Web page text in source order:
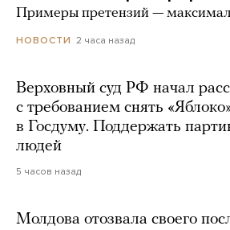
Примеры претензий —
НОВОСТИ 2 часа назад
Верховный суд РФ начал
с требованием снять
в Госдуму. Поддержать
людей
5 часов назад
Молдова отозвала своего